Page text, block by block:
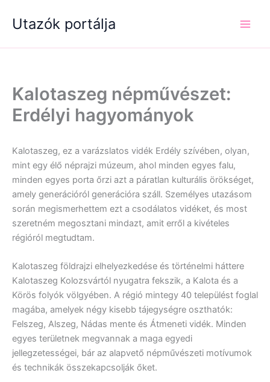
Utazók portálja
Kalotaszeg népművészet:
Erdélyi hagyományok
Kalotaszeg, ez a varázslatos vidék Erdély szívében, olyan,
mint egy élő néprajzi múzeum, ahol minden egyes falu,
minden egyes porta őrzi azt a páratlan kulturális örökséget,
amely generációról generációra száll. Személyes utazásom
során megismerhettem ezt a csodálatos vidéket, és most
szeretném megosztani mindazt, amit erről a kivételes
régióról megtudtam.
Kalotaszeg földrajzi elhelyezkedése és történelmi háttere
Kalotaszeg Kolozsvártól nyugatra fekszik, a Kalota és a
Körös folyók völgyében. A régió mintegy 40 települést foglal
magába, amelyek négy kisebb tájegységre oszthatók:
Felszeg, Alszeg, Nádas mente és Átmeneti vidék. Minden
egyes területnek megvannak a maga egyedi
jellegzetességei, bár az alapvető népművészeti motívumok
és technikák összekapcsolják őket.